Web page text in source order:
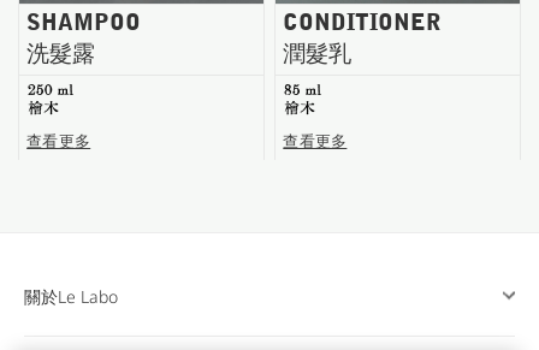
SHAMPOO
洗髮露
250 ml
檜木
查看更多
CONDITIONER
潤髮乳
85 ml
檜木
查看更多
關於Le Labo